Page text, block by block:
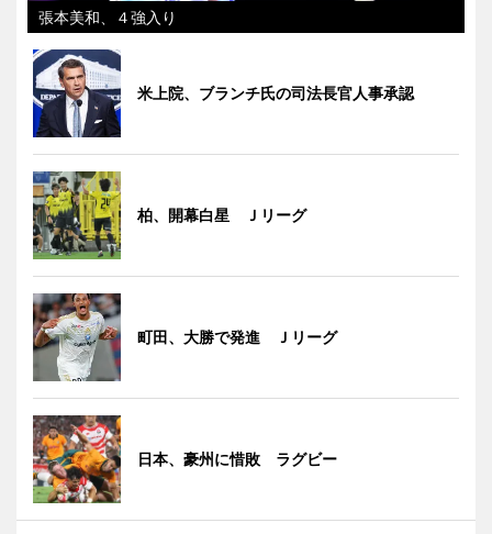
張本美和、４強入り
米上院、ブランチ氏の司法長官人事承認
柏、開幕白星 Ｊリーグ
町田、大勝で発進 Ｊリーグ
日本、豪州に惜敗 ラグビー